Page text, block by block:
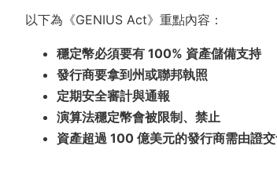
以下為《GENIUS Act》重點內容：
穩定幣必須要有 100% 資產儲備支持
發行商要拿到州或聯邦執照
定期安全審計與通報
演算法穩定幣會被限制、禁止
資產超過 100 億美元的發行商需由證